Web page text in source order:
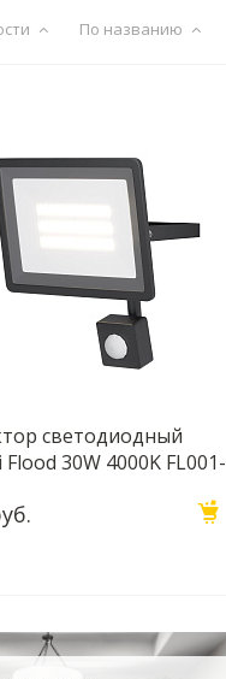
По названию
светодиодный
30W 4000K FL001-